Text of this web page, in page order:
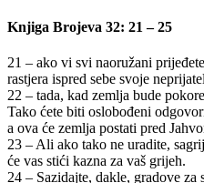
Knjiga Brojeva 32: 21 – 25
21 – ako vi svi naoružani
rastjera ispred sebe svoje
22 – tada, kad zemlja bude
Tako ćete biti oslobođeni
a ova će zemlja postati pred
23 – Ali ako tako ne uradite,
će vas stići kazna za vaš grijeh.
24 – Sazidajte, dakle, gradove